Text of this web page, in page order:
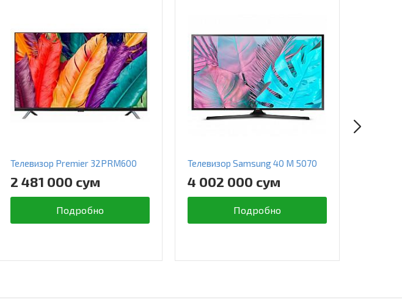
Телевизор Premier 32PRM600
2 481 000 сум
Подробно
Телевизор Samsung 40 M 5070
4 002 000 сум
Подробно